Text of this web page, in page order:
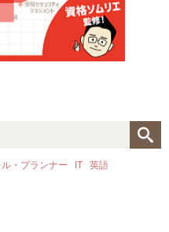
・プランナー IT 英語